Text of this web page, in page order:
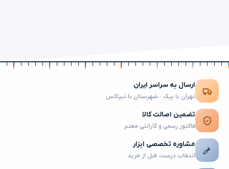
ارسال به سراسر ایران
تهران با پیک · شهرستان با تیپاکس
تضمین اصالت کالا
فاکتور رسمی و گارانتی معتبر
مشاوره تخصصی ابزار
انتخاب درست، قبل از خرید